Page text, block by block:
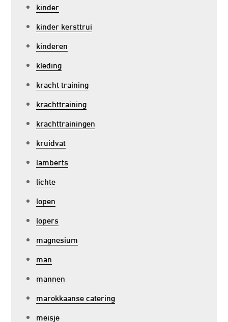
kinder
kinder kersttrui
kinderen
kleding
kracht training
krachttraining
krachttrainingen
kruidvat
lamberts
lichte
lopen
lopers
magnesium
man
mannen
marokkaanse catering
meisje